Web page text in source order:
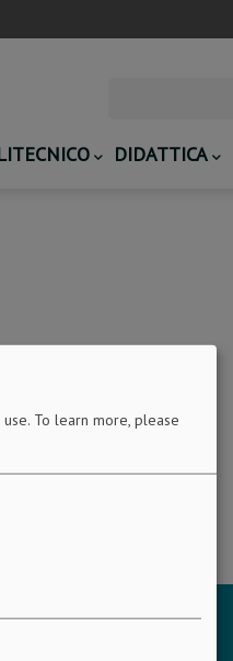
DIDATTICA
To learn more, please